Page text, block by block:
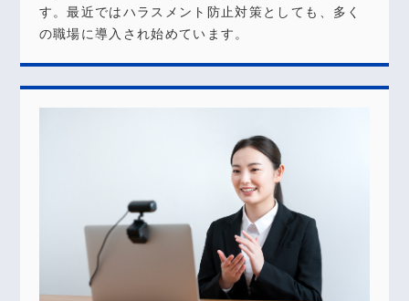
す。最近ではハラスメント防止対策としても、多く
の職場に導入され始めています。